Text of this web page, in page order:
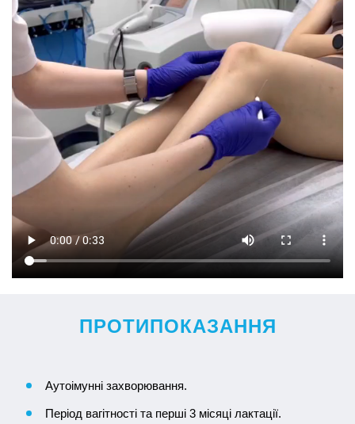
ПРОТИПОКАЗАННЯ
Аутоімунні захворювання.
Період вагітності та перші 3 місяці лактації.